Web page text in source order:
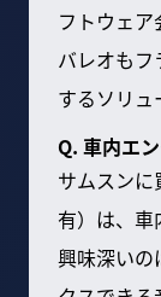
フトウェア
バレオも
するソリュ
Q. 車内エ
サムスン
有）は、車
興味深いの